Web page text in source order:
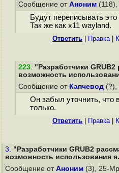
Сообщение от Аноним
Будут переписывать
Так же как x11 wayland.
Ответить Правка|
223. "Разработчики
возможность
Сообщение от Капчевод (?),
Он забыл уточнить, что
только.
Ответить Правка|
3. "Разработчики GRUB2
возможность использования
Сообщение от Аноним (3), 25-